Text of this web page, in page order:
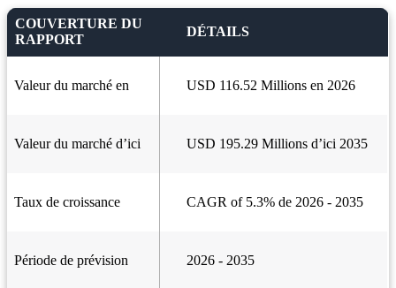
COUVERTURE DU
RAPPORT
DÉTAILS
Valeur du marché en USD 116.52 Millions en 2026
Valeur du marché d’ici USD 195.29 Millions d’ici 2035
Taux de croissance CAGR of 5.3% de 2026 - 2035
Période de prévision 2026 - 2035